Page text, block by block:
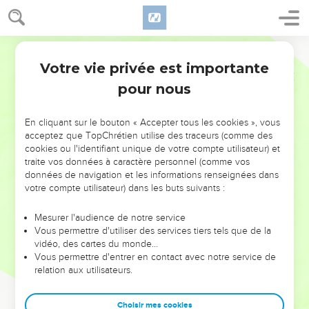
NE MANQUEZ PAS L’ÉVÉNEMENT
DE L’ANNÉE !
ET SI LEURS ERREURS POUVAIENT VOUS ÉVITER LES
VOTRES ?
leur foi ou leur vision. Mais on voit moins les doutes, les erreurs
et les saisons difficiles qu'ils ont traversés, alors même que ce
sont elles qui les ont façonnés.
Dans cette conférence, leaders, entrepreneurs, et responsables
clés pour avancer avec plus de sagesse afin que leurs erreurs
Votre vie privée est importante
pour nous
En cliquant sur le bouton « Accepter tous les cookies », vous
acceptez que TopChrétien utilise des traceurs (comme des
cookies ou l'identifiant unique de votre compte utilisateur) et
traite vos données à caractère personnel (comme vos
données de navigation et les informations renseignées dans
votre compte utilisateur) dans les buts suivants :
Mesurer l'audience de notre service
Vous permettre d'utiliser des services tiers tels que de la
vidéo, des cartes du monde…
Vous permettre d'entrer en contact avec notre service de
relation aux utilisateurs.
Choisir mes cookies